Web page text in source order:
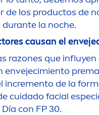
de los productos de
la noche.
causan el
razones que
envejecimiento
incremento de la
cuidado facial
con FP 30.